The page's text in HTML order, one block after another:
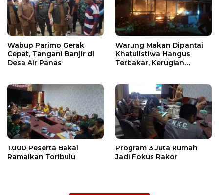
Wabup Parimo Gerak
Cepat, Tangani Banjir di
Desa Air Panas
Warung Makan Dipantai
Khatulistiwa Hangus
Terbakar, Kerugian
1.000 Peserta Bakal
Ramaikan Toribulu
Program 3 Juta Rumah
Jadi Fokus Rakor